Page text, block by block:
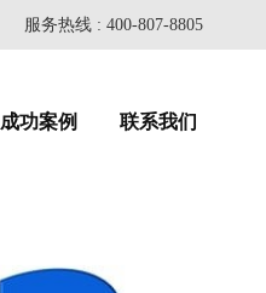
服务热线 : 400-807-8805
成功案例 联系我们